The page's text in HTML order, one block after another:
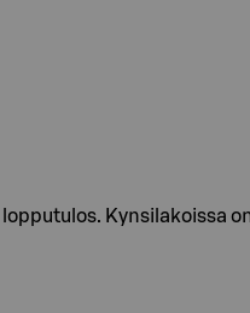
Kynsilakoissa